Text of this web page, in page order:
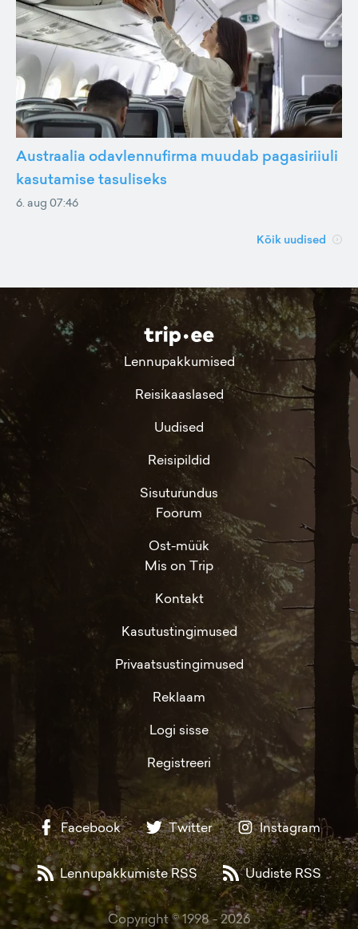
Austraalia odavlennufirma muudab pagasiriiuli
kasutamise tasuliseks
6. aug 07:46
Kõik uudised
Lennupakkumised
Reisikaaslased
Uudised
Reisipildid
Sisuturundus
Foorum
Ost-müük
Mis on Trip
Kontakt
Kasutustingimused
Privaatsustingimused
Reklaam
Logi sisse
Registreeri
Facebook Twitter Instagram
Lennupakkumiste RSS Uudiste RSS
Copyright © 1998 -2026